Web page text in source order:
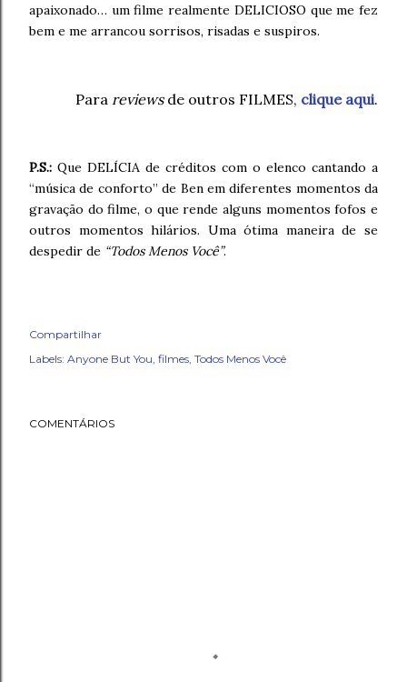
apaixonado… um filme realmente DELICIOSO que me fez
bem e me arrancou sorrisos, risadas e suspiros.
Para reviewsde outros FILMES, clique aqui.
P.S.: Que DELÍCIA de créditos com o elenco cantando a
“música de conforto” de Ben em diferentes momentos da
gravação do filme, o que rende alguns momentos fofos e
outros momentos hilários. Uma ótima maneira de se
despedir de “Todos Menos Você”.
Compartilhar
Labels: Anyone But You filmes Todos Menos Você
COMENTÁRIOS